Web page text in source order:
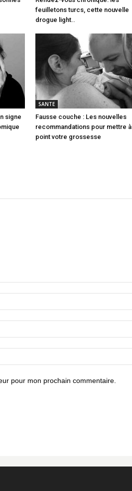
feuilletons turcs, cette nouvelle
drogue light..
signe
SANTE
Fausse couche : Les nouvelles
recommandations pour mettre à
point votre grossesse
pour mon prochain commentaire.